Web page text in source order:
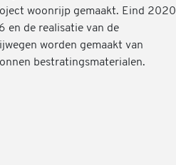
woonrijp gemaakt. Eind 2020
en de realisatie van de
worden gemaakt van
bestratingsmaterialen.